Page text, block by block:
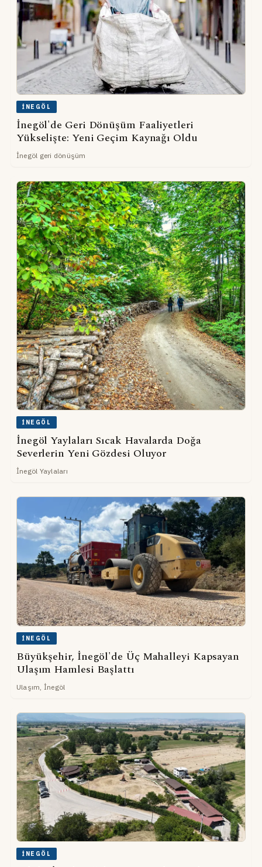
İNEGÖL
İnegöl'de Geri Dönüşüm Faaliyetleri
Yükselişte: Yeni Geçim Kaynağı Oldu
İnegöl geri dönüşüm
İNEGÖL
İnegöl Yaylaları Sıcak Havalarda Doğa
Severlerin Yeni Gözdesi Oluyor
İnegöl Yaylaları
İNEGÖL
Büyükşehir, İnegöl'de Üç Mahalleyi Kapsayan
Ulaşım Hamlesi Başlattı
Ulaşım, İnegöl
İNEGÖL